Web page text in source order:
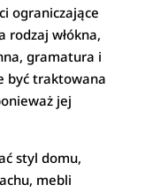
ograniczające
rodzaj włókna,
gramatura i
być traktowana
jej
styl domu,
mebli